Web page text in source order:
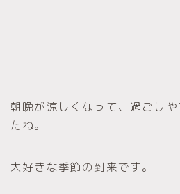
朝晩が涼しくなって、過ごし
たね。
大好きな季節の到来です。